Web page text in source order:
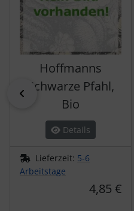
zurück
Hoffmanns
Schwarze Pfahl,
Bio
Details
Lieferzeit: 5-6
Arbeitstage
4,85 €